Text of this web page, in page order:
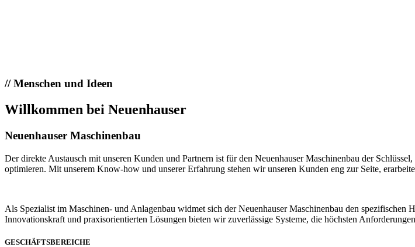
//Menschen und Ideen
Willkommen bei Neuenhauser
Neuenhauser Maschinenbau
Der direkte Austausch mit unseren Kunden und Partnern ist für den Neuenhauser Maschinenbau der
optimieren. Mit unserem Know-how und unserer Erfahrung stehen wir unseren Kunden eng zur Seite,
Als Spezialist im Maschinen- und Anlagenbau widmet sich der Neuenhauser Maschinenbau den
Innovationskraft und praxisorientierten Lösungen bieten wir zuverlässige Systeme, die höchsten
GESCHÄFTSBEREICHE